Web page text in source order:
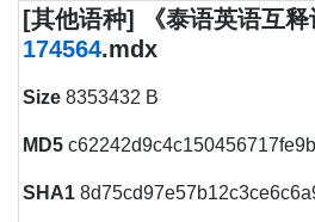
[其他语种] 《泰语英语互释
174564.mdx
Size 8353432 B
MD5
SHA1